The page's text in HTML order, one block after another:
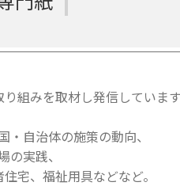
組みを取材し発信しています
自治体の施策の動向、
実践、
宅、福祉用具などなど。